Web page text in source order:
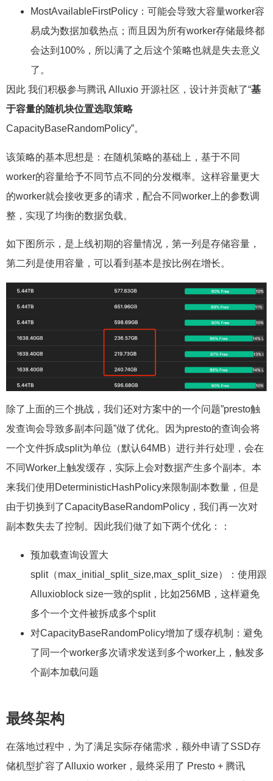
MostAvailableFirstPolicy：可能会导致大容量worker容
易成为数据加载热点；而且因为所有worker存储最终都
会达到100%，所以满了之后这个策略也就是失去意义
了。
因此 我们积极参与腾讯 Alluxio 开源社区，设计并贡献了“基
于容量的随机块位置选取策略
CapacityBaseRandomPolicy”。
该策略的基本思想是：在随机策略的基础上，基于不同
worker的容量给予不同节点不同的分发概率。这样容量更大
的worker就会接收更多的请求，配合不同worker上的参数调
整，实现了均衡的数据负载。
如下图所示，是上线初期的容量情况，第一列是存储容量，
第二列是使用容量，可以看到基本是按比例在增长。
除了上面的三个挑战，我们还对方案中的一个问题”presto触
发查询会导致多副本问题”做了优化。因为presto的查询会将
一个文件拆成split为单位（默认64MB）进行并行处理，会在
不同Worker上触发缓存，实际上会对数据产生多个副本。本
来我们使用DeterministicHashPolicy来限制副本数量，但是
由于切换到了CapacityBaseRandomPolicy，我们再一次对
副本数失去了控制。因此我们做了如下两个优化：：
预加载查询设置大
split（max_initial_split_size,max_split_size）：使用跟
Alluxioblock size一致的split，比如256MB，这样避免
多个一个文件被拆成多个split
对CapacityBaseRandomPolicy增加了缓存机制：避免
了同一个worker多次请求发送到多个worker上，触发多
个副本加载问题
最终架构
在落地过程中，为了满足实际存储需求，额外申请了SSD存
储机型扩容了Alluxio worker，最终采用了 Presto + 腾讯